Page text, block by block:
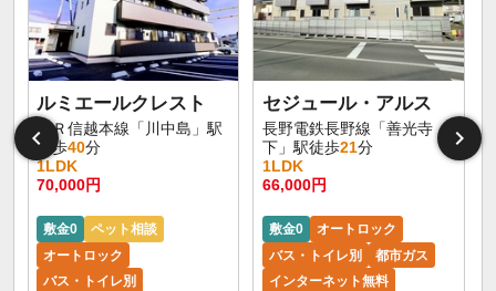
ルミエールクレスト
ＪＲ信越本線「川中島」駅
徒歩40分
1LDK
70,000円
敷金0
ペット相談
オートロック
バス・トイレ別
セジュール・アルス
長野電鉄長野線「善光寺
下」駅徒歩21分
1LDK
66,000円
敷金0
オートロック
バス・トイレ別
都市ガス
インターネット無料